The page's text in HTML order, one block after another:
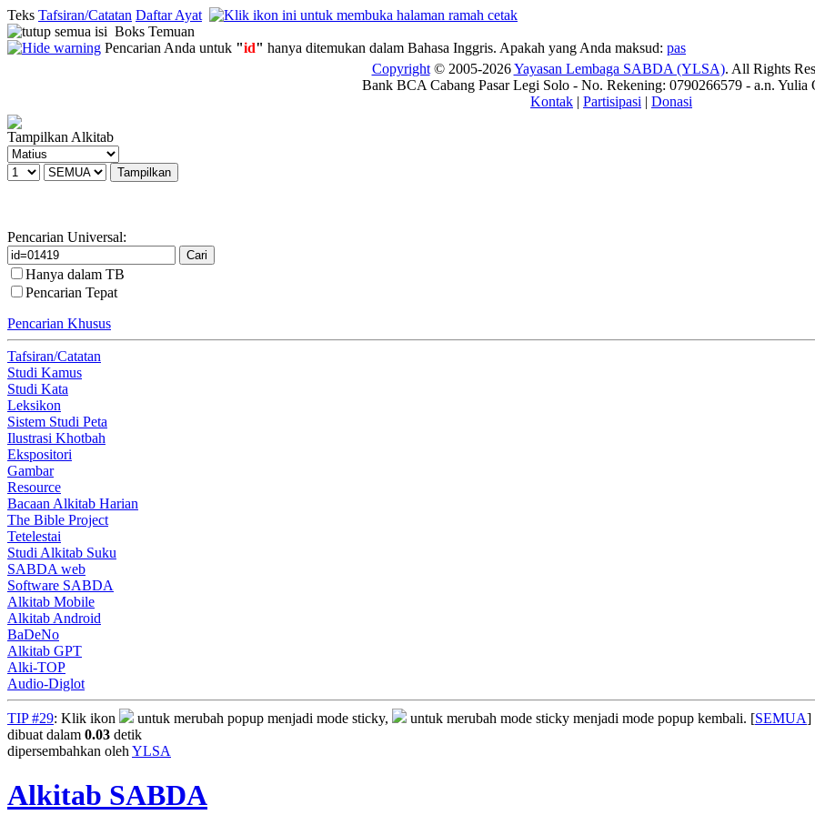
Teks Tafsiran/Catatan Daftar Ayat
Boks Temuan
Pencarian Anda untuk "id" hanya ditemukan dalam Bahasa Inggris. Apakah yang Anda maksud: pas
Copyright© 2005-2026Yayasan Lembaga SABDA (YLSA). All Rights
Bank BCA Cabang Pasar Legi Solo - No. Rekening: 0790266579 - a.n. Yulia
Kontak | Partisipasi | Donasi
Tampilkan Alkitab
Pencarian Universal:
Hanya dalam TB
Pencarian Tepat
Pencarian Khusus
Tafsiran/Catatan
Studi Kamus
Studi Kata
Leksikon
Sistem Studi Peta
Ilustrasi Khotbah
Ekspositori
Gambar
Resource
Bacaan Alkitab Harian
The Bible Project
Tetelestai
Studi Alkitab Suku
SABDA web
Software SABDA
Alkitab Mobile
Alkitab Android
BaDeNo
Alkitab GPT
Alki-TOP
Audio-Diglot
TIP #29: Klik ikon untuk merubah popup menjadi mode sticky, untuk merubah mode sticky menjadi mode popup kembali. [SEMUA]
dibuat dalam 0.03 detik
dipersembahkan oleh YLSA
Alkitab SABDA